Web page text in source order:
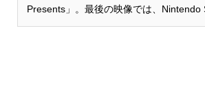
Presents」。最後の映像では、Nintendo